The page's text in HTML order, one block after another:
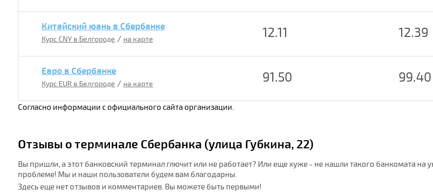
Китайский юань в Сбербанке
Курс CNY в Белгороде / на карте 12.11 12.39
Евро в Сбербанке
Курс EUR в Белгороде / на карте 91.50 99.40
Согласно информации с официального сайта организации.
Отзывы о терминале Сбербанка (улица Губкина, 22)
Вы пришли, а этот банковский терминал глючит или не работает? Или еще хуже - не нашли такого банкомата на
проблеме! Мы и наши пользователи будем вам благодарны.
Здесь еще нет отзывов и комментариев. Вы можете быть первыми!